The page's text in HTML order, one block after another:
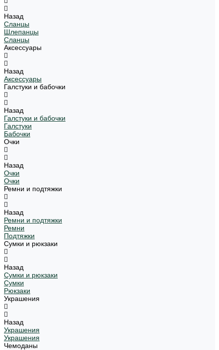
Назад
Сланцы
Шлепанцы
Сланцы
Аксессуары
Назад
Аксессуары
Галстуки и бабочки
Назад
Галстуки и бабочки
Галстуки
Бабочки
Очки
Назад
Очки
Очки
Ремни и подтяжки
Назад
Ремни и подтяжки
Ремни
Подтяжки
Сумки и рюкзаки
Назад
Сумки и рюкзаки
Сумки
Рюкзаки
Украшения
Назад
Украшения
Украшения
Чемоданы